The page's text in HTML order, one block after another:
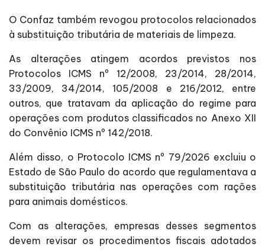
O Confaz também revogou protocolos relacionados
à substituição tributária de materiais de limpeza.
As alterações atingem acordos previstos nos
Protocolos ICMS nº 12/2008, 23/2014, 28/2014,
33/2009, 34/2014, 105/2008 e 216/2012, entre
outros, que tratavam da aplicação do regime para
operações com produtos classificados no Anexo XII
do Convênio ICMS nº 142/2018.
Além disso, o Protocolo ICMS nº 79/2026 excluiu o
Estado de São Paulo do acordo que regulamentava a
substituição tributária nas operações com rações
para animais domésticos.
Com as alterações, empresas desses segmentos
devem revisar os procedimentos fiscais adotados